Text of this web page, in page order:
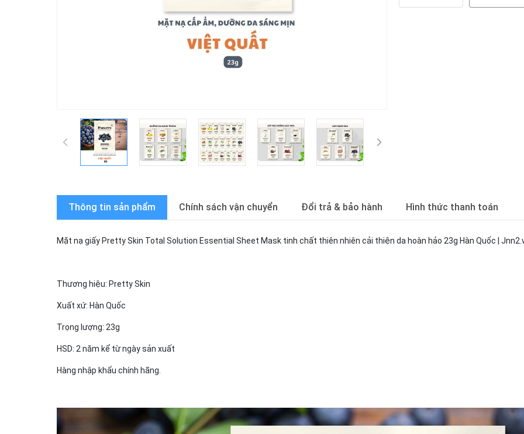
Thông tin sản phẩm Chính sách vận chuyển Đổi trả & bảo hành Hình thức thanh toán
Mặt nạ giấy Pretty Skin Total Solution Essential Sheet Mask tinh chất thiên nhiên cải thiện da hoàn hảo 23g Hàn Quốc |
Thương hiệu: Pretty Skin
Xuất xứ: Hàn Quốc
Trọng lượng: 23g
HSD: 2 năm kể từ ngày sản xuất
Hàng nhập khẩu chính hãng.